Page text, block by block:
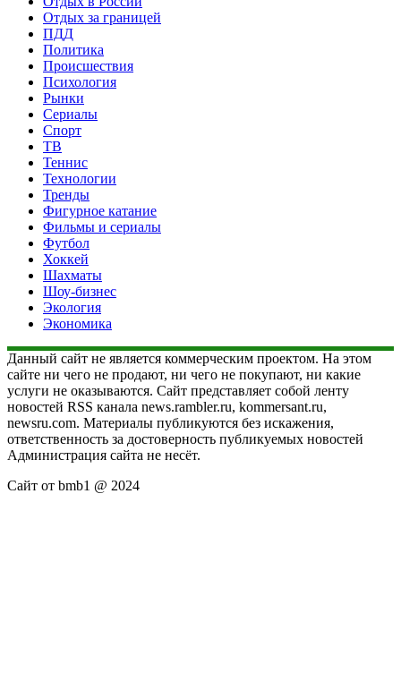
Отдых за границей
ПДД
Политика
Происшествия
Психология
Рынки
Сериалы
Спорт
ТВ
Теннис
Технологии
Тренды
Фигурное катание
Фильмы и сериалы
Футбол
Хоккей
Шахматы
Шоу-бизнес
Экология
Экономика
Данный сайт не является коммерческим проектом. На этом
сайте ни чего не продают, ни чего не покупают, ни какие
услуги не оказываются. Сайт представляет собой ленту
новостей RSS канала news.rambler.ru, kommersant.ru,
newsru.com. Материалы публикуются без искажения,
ответственность за достоверность публикуемых новостей
Администрация сайта не несёт.
Сайт от bmb1 @ 2024